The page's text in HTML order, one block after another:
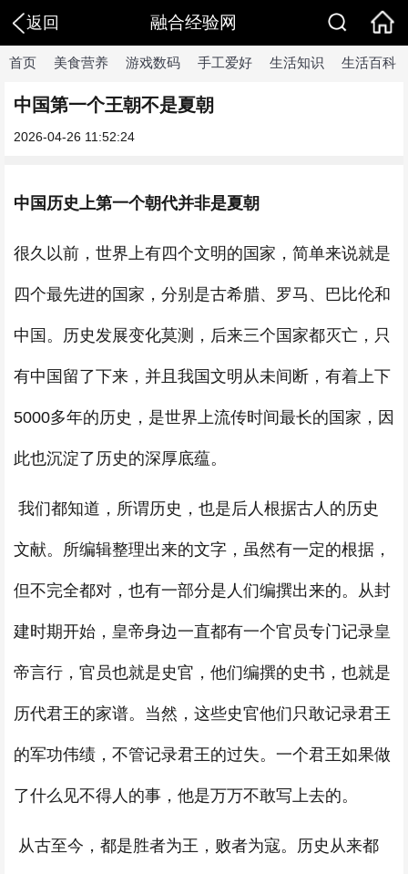
返回 融合经验网
首页 美食营养 游戏数码 手工爱好 生活知识 生活百科
中国第一个王朝不是夏朝
2026-04-26 11:52:24
中国历史上第一个朝代并非是夏朝
很久以前，世界上有四个文明的国家，简单来说就是
四个最先进的国家，分别是古希腊、罗马、巴比伦和
中国。历史发展变化莫测，后来三个国家都灭亡，只
有中国留了下来，并且我国文明从未间断，有着上下
5000多年的历史，是世界上流传时间最长的国家，因
此也沉淀了历史的深厚底蕴。
我们都知道，所谓历史，也是后人根据古人的历史
文献。所编辑整理出来的文字，虽然有一定的根据，
但不完全都对，也有一部分是人们编撰出来的。从封
建时期开始，皇帝身边一直都有一个官员专门记录皇
帝言行，官员也就是史官，他们编撰的史书，也就是
历代君王的家谱。当然，这些史官他们只敢记录君王
的军功伟绩，不管记录君王的过失。一个君王如果做
了什么见不得人的事，他是万万不敢写上去的。
从古至今，都是胜者为王，败者为寇。历史从来都